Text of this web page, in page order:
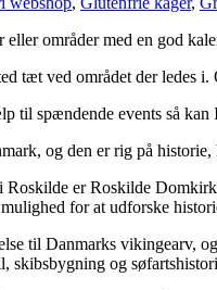
områder med en god
tæt ved området der ledes
til spændende events så
og den er rig på
Roskilde er Roskilde
for at udforske
til Danmarks vikingearv,
skibsbygning og